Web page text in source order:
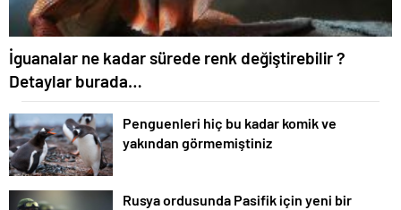
İguanalar ne kadar sürede renk değiştirebilir ?
Detaylar burada…
Penguenleri hiç bu kadar komik ve
yakından görmemiştiniz
Rusya ordusunda Pasifik için yeni bir